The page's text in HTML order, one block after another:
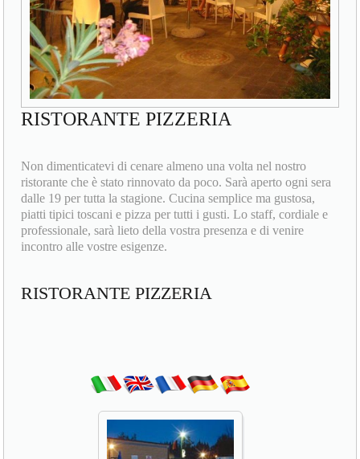
RISTORANTE PIZZERIA
Non dimenticatevi di cenare almeno una volta nel nostro
ristorante che è stato rinnovato da poco. Sarà aperto ogni sera
dalle 19 per tutta la stagione. Cucina semplice ma gustosa,
piatti tipici toscani e pizza per tutti i gusti. Lo staff, cordiale e
professionale, sarà lieto della vostra presenza e di venire
incontro alle vostre esigenze.
RISTORANTE PIZZERIA